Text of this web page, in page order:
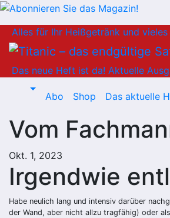
Inhalt
springen
Alles für Ihr Heißgetränk und
Das neue Heft ist da! Aktuelle
Abo Shop Das aktuelle
Vom
Okt. 1, 2023
Irgendwie
Habe neulich lang und intensiv darüber
der Wand, aber nicht allzu tragfähig) oder